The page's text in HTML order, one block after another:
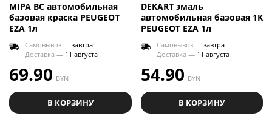
MIPA BC автомобильная
базовая краска PEUGEOT
EZA 1л
Самовывоз — завтра
Доставка — 11 августа
69.90 BYN
В КОРЗИНУ
DEKART эмаль
автомобильная базовая 1K
PEUGEOT EZA 1л
Самовывоз — завтра
Доставка — 11 августа
54.90 BYN
В КОРЗИНУ